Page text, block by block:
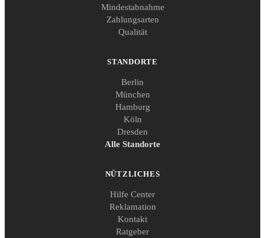
Mindestabnahme
Zahlungsarten
Qualität
STANDORTE
Berlin
München
Hamburg
Köln
Dresden
Alle Standorte
NÜTZLICHES
Hilfe Center
Reklamation
Kontakt
Ratgeber